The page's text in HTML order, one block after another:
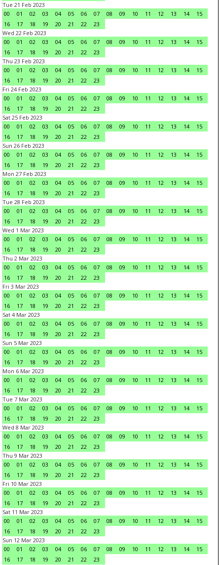
Tue 21 Feb 2023
00
01 02 03 04 05 06 07 08 09 10 11 12 13 14
15
16
17 18 19 20 21 22
23
Wed 22 Feb 2023
00
01 02 03 04 05 06 07 08 09 10 11 12 13 14
15
16
17 18 19 20 21 22
23
Thu 23 Feb 2023
00
01 02 03 04 05 06 07 08 09 10 11 12 13 14
15
16
17 18 19 20 21 22
23
Fri 24 Feb 2023
00
01 02 03 04 05 06 07 08 09 10 11 12 13 14
15
16
17 18 19 20 21 22
23
Sat 25 Feb 2023
00
01 02 03 04 05 06 07 08 09 10 11 12 13 14
15
16
17 18 19 20 21 22
23
Sun 26 Feb 2023
00
01 02 03 04 05 06 07 08 09 10 11 12 13 14
15
16
17 18 19 20 21 22
23
Mon 27 Feb 2023
00
01 02 03 04 05 06 07 08 09 10 11 12 13 14
15
16
17 18 19 20 21 22
23
Tue 28 Feb 2023
00
01 02 03 04 05 06 07 08 09 10 11 12 13 14
15
16
17 18 19 20 21 22
23
Wed 1 Mar 2023
00
01 02 03 04 05 06 07 08 09 10 11 12 13 14
15
16
17 18 19 20 21 22
23
Thu 2 Mar 2023
00
01 02 03 04 05 06 07 08 09 10 11 12 13 14
15
16
17 18 19 20 21 22
23
Fri 3 Mar 2023
00
01 02 03 04 05 06 07 08 09 10 11 12 13 14
15
16
17 18 19 20 21 22
23
Sat 4 Mar 2023
00
01 02 03 04 05 06 07 08 09 10 11 12 13 14
15
16
17 18 19 20 21 22
23
Sun 5 Mar 2023
00
01 02 03 04 05 06 07 08 09 10 11 12 13 14
15
16
17 18 19 20 21 22
23
Mon 6 Mar 2023
00
01 02 03 04 05 06 07 08 09 10 11 12 13 14
15
16
17 18 19 20 21 22
23
Tue 7 Mar 2023
00
01 02 03 04 05 06 07 08 09 10 11 12 13 14
15
16
17 18 19 20 21 22
23
Wed 8 Mar 2023
00
01 02 03 04 05 06 07 08 09 10 11 12 13 14
15
16
17 18 19 20 21 22
23
Thu 9 Mar 2023
00
01 02 03 04 05 06 07 08 09 10 11 12 13 14
15
16
17 18 19 20 21 22
23
Fri 10 Mar 2023
00
01 02 03 04 05 06 07 08 09 10 11 12 13 14
15
16
17 18 19 20 21 22
23
Sat 11 Mar 2023
00
01 02 03 04 05 06 07 08 09 10 11 12 13 14
15
16
17 18 19 20 21 22
23
Sun 12 Mar 2023
00
01 02 03 04 05 06 07 08 09 10 11 12 13 14
15
16
17 18 19 20 21 22
23